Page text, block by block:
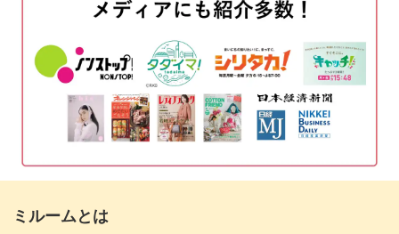
生地をカットする
接着芯をカットして貼りつける 05:05
生地の周りを並縫いする
くるみボタンに生地を貼りつける
フェルトとプラスチック板をカットする 11:15
プラスチック板に目打ちで穴を開ける
ミルームとは